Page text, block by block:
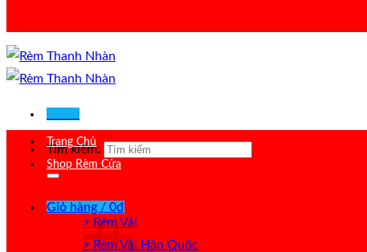
Tìm kiếm:
Giỏ hàng / 0₫
Trang Chủ
Shop Rèm Cửa
> Rèm Vải
> Rèm Vải Hàn Quốc